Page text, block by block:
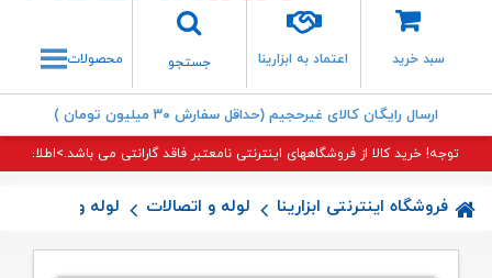
سبد خرید اعتماد به ابزارینا
جستجو
جستجو محصولات
ارسال رایگان کالای غیرحجیم (حداقل سفارش ۳۰ میلیون تومان )
توجه! خرید کالا از فروشگاههای اینترنتی نامعتبر فاقد گارانتی می باشد.>اطلاعات
فروشگاه اینترنتی ابزارینا لوله و اتصالات لوله و اتصالات